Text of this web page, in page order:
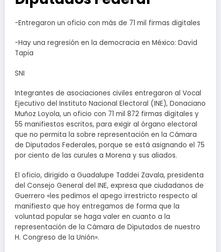
-Entregaron un oficio con más de 71 mil firmas digitales
-Hay una regresión en la democracia en México: David
Tapia
SNI
Integrantes de asociaciones civiles entregaron al Vocal
Ejecutivo del Instituto Nacional Electoral (INE), Donaciano
Muñoz Loyola, un oficio con 71 mil 872 firmas digitales y
55 manifiestos escritos, para exigir al órgano electoral
que no permita la sobre representación en la Cámara
de Diputados Federales, porque se está asignando el 75
por ciento de las curules a Morena y sus aliados.
El oficio, dirigido a Guadalupe Taddei Zavala, presidenta
del Consejo General del INE, expresa que ciudadanos de
Guerrero «les pedimos el apego irrestricto respecto al
manifiesto que hoy entregamos de forma que la
voluntad popular se haga valer en cuanto a la
representación de la Cámara de Diputados de nuestro
H. Congreso de la Unión».